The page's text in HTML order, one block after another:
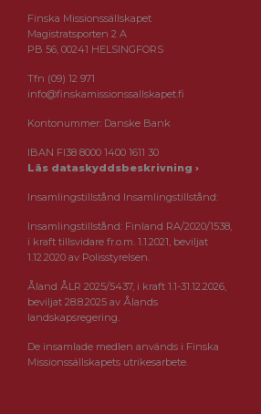
Finska Missionssällskapet
Magistratsporten 2 A
PB 56, 00241 HELSINGFORS
Tfn (09) 12 971
info@finskamissionssallskapet.fi
Kontonummer: Danske Bank
IBAN FI38 8000 1400 1611 30
Läs dataskyddsbeskrivning ›
Insamlingstillstånd Insamlingstillstånd:
Insamlingstillstånd: Finland RA/2020/1538,
i kraft tillsvidare fr.o.m. 1.1.2021, beviljat
1.12.2020 av Polisstyrelsen.
Åland ÅLR 2025/5437, i kraft 1.1-31.12.2026,
beviljat 28.8.2025 av Ålands
landskapsregering.
De insamlade medlen används i Finska
Missionssällskapets utrikesarbete.